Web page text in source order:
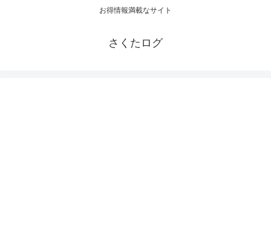
お得情報満載なサイト
さくたログ